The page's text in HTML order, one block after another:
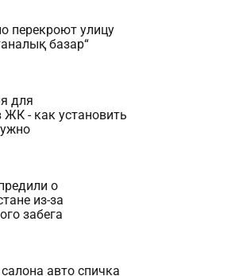
перекроют улицу
базар“
для
- как установить
о
из-за
забега
авто спичка